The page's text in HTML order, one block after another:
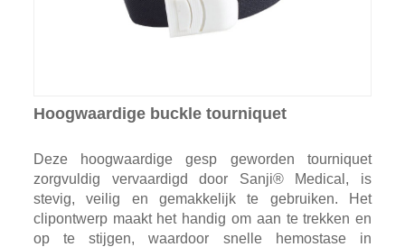
Hoogwaardige buckle tourniquet
Deze hoogwaardige gesp geworden tourniquet
zorgvuldig vervaardigd door Sanji® Medical, is
stevig, veilig en gemakkelijk te gebruiken. Het
clipontwerp maakt het handig om aan te trekken en
op te stijgen, waardoor snelle hemostase in